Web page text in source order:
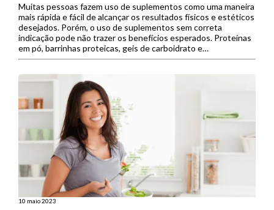
Muitas pessoas fazem uso de suplementos como uma maneira
mais rápida e fácil de alcançar os resultados físicos e estéticos
desejados. Porém, o uso de suplementos sem correta
indicação pode não trazer os benefícios esperados. Proteínas
em pó, barrinhas proteicas, geis de carboidrato e
termogênicos são alguns dos produtos formulados para
10 maio 2023